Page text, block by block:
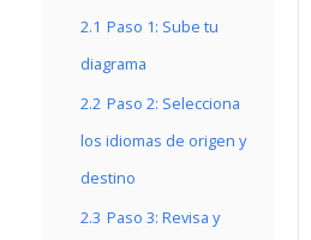
2.1 Paso 1: Sube tu
diagrama
2.2 Paso 2: Selecciona
los idiomas de origen y
destino
2.3 Paso 3: Revisa y